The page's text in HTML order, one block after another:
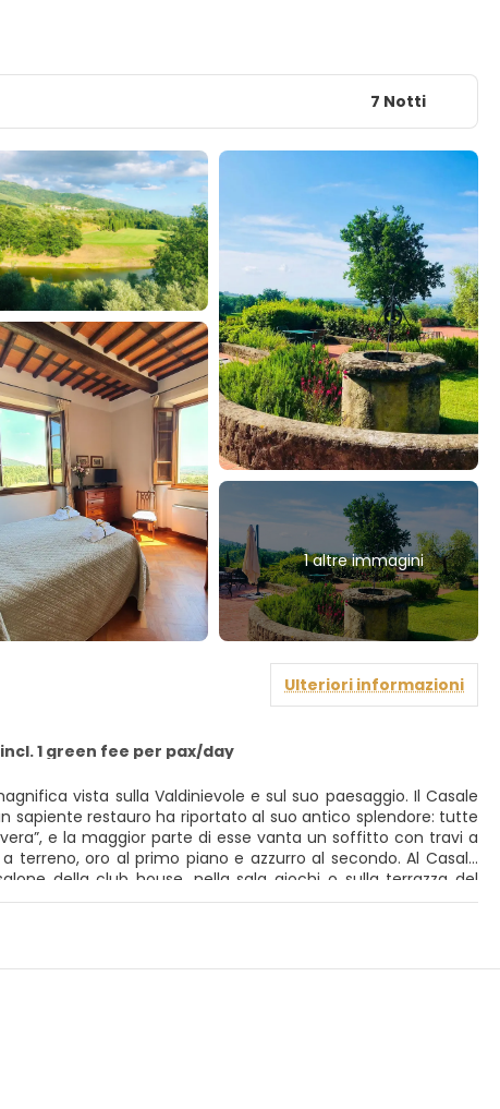
7 Notti
1 altre immagini
1 green fee per pax/day
vista sulla Valdinievole e sul suo paesaggio. Il Casale
sapiente restauro ha riportato al suo antico splendore: tutte
e la maggior parte di esse vanta un soffitto con travi a
oro al primo piano e azzurro al secondo. Al Casale
della club house, nella sala giochi o sulla terrazza del
ideale per una vacanza tranquilla e silenziosa in mezzo
Ulteriori informazioni